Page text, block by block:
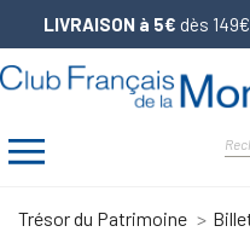
LIVRAISON à 5€ dès
Trésor du Patrimoine